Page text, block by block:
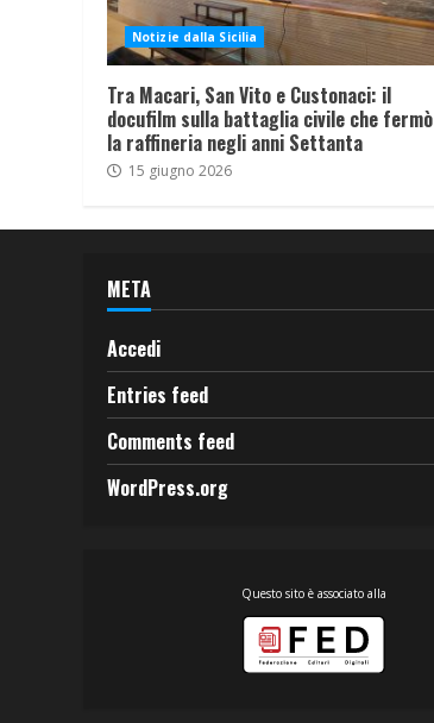
Notizie dalla Sicilia
Tra Macari, San Vito e Custonaci: il
docufilm sulla battaglia civile che fermò
la raffineria negli anni Settanta
15 giugno 2026
META
Accedi
Entries feed
Comments feed
WordPress.org
Questo sito è associato alla